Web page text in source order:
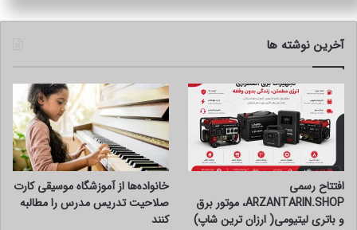
مزایا و معایب SUV ها برای مادران
مزایا:
فضای بیشتر نسبت به سدان‌ها
تنوع بالای مدل‌ها
امکانات رفاهی گسترده
پیشرانه بنزینی، هیبریدی و برقی
رانندگی راحت‌تر نسبت به SUV های قدیمی
آخرین نوشته ها
افتتاح رسمی
ARZANTARIN.SHOP، موتور برق
و باتری لیتیومی( ارزان ترین شاپ)
خانواده‌ها از آموزشگاه موسیقی کارت
صلاحیت تدریس مدرس را مطالبه
کنند